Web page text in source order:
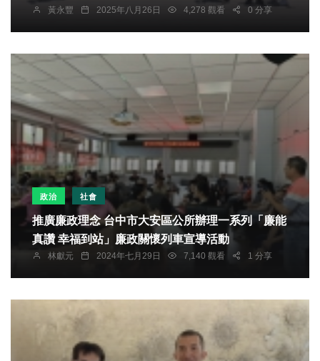
黃永豐 2025年八月26日 4,278 觀看 0 分享
政治 社會
推廣廉政理念 台中市大安區公所辦理一系列「廉能
真讚 幸福到站」廉政關懷列車宣導活動
林獻元 2024年七月29日 7,140 觀看 1 分享